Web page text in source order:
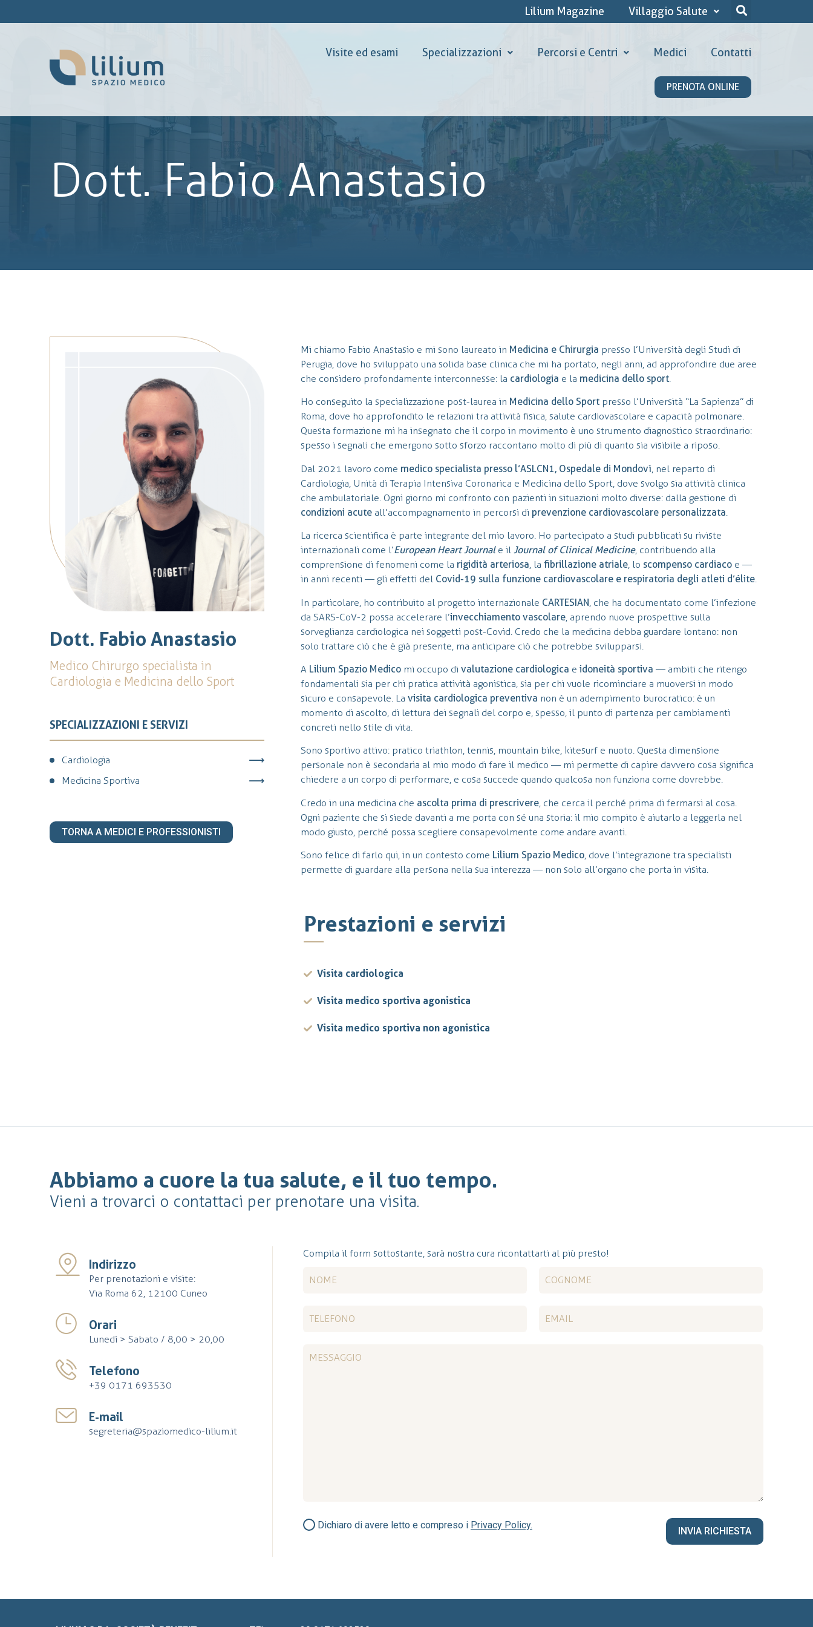
Lilium Magazine Villaggio Salute
Visite ed esami Specializzazioni Percorsi e Centri Medici Contatti
PRENOTA ONLINE
Dott. Fabio Anastasio
Dott. Fabio Anastasio
Medico Chirurgo specialista in
Cardiologia e Medicina dello Sport
SPECIALIZZAZIONI E SERVIZI
Cardiologia
Medicina Sportiva
TORNA A MEDICI E PROFESSIONISTI
Mi chiamo Fabio Anastasio e mi sono laureato in Medicina e Chirurgia presso l’Università degli Studi di
Perugia, dove ho sviluppato una solida base clinica che mi ha portato, negli anni, ad approfondire due aree
che considero profondamente interconnesse: la cardiologia e la medicina dello sport.
Ho conseguito la specializzazione post-laurea in Medicina dello Sport presso l’Università “La Sapienza” di
Roma, dove ho approfondito le relazioni tra attività fisica, salute cardiovascolare e capacità polmonare.
Questa formazione mi ha insegnato che il corpo in movimento è uno strumento diagnostico straordinario:
spesso i segnali che emergono sotto sforzo raccontano molto di più di quanto sia visibile a riposo.
Dal 2021 lavoro come medico specialista presso l’ASLCN1, Ospedale di Mondovì , nel reparto di
Cardiologia, Unità di Terapia Intensiva Coronarica e Medicina dello Sport, dove svolgo sia attività clinica
che ambulatoriale. Ogni giorno mi confronto con pazienti in situazioni molto diverse: dalla gestione di
condizioni acute all’accompagnamento in percorsi di prevenzione cardiovascolare personalizzata
La ricerca scientifica è parte integrante del mio lavoro. Ho partecipato a studi pubblicati su riviste
internazionali come l’European Heart Journale il Journal of Clinical Medicine, contribuendo alla
comprensione di fenomeni come la rigidità arteriosa, la fibrillazione atriale, lo scompenso cardiaco e —
in anni recenti — gli effetti del Covid-19 sulla funzione cardiovascolare e respiratoria degli atleti d’élite.
In particolare, ho contribuito al progetto internazionale CARTESIAN , che ha documentato come l’infezione
da SARS-CoV-2 possa accelerare l’invecchiamento vascolare, aprendo nuove prospettive sulla
sorveglianza cardiologica nei soggetti post-Covid. Credo che la medicina debba guardare lontano: non
solo trattare ciò che è già presente, ma anticipare ciò che potrebbe svilupparsi.
A Lilium Spazio Medico mi occupo di valutazione cardiologica e idoneità sportiva — ambiti che ritengo
fondamentali sia per chi pratica attività agonistica, sia per chi vuole ricominciare a muoversi in modo
sicuro e consapevole. La visita cardiologica preventiva non è un adempimento burocratico: è un
momento di ascolto, di lettura dei segnali del corpo e, spesso, il punto di partenza per cambiamenti
concreti nello stile di vita.
Sono sportivo attivo: pratico triathlon, tennis, mountain bike, kitesurf e nuoto. Questa dimensione
personale non è secondaria al mio modo di fare il medico — mi permette di capire davvero cosa significa
chiedere a un corpo di performare, e cosa succede quando qualcosa non funziona come dovrebbe.
Credo in una medicina che ascolta prima di prescrivere, che cerca il perché prima di fermarsi al cosa.
Ogni paziente che si siede davanti a me porta con sé una storia: il mio compito è aiutarlo a leggerla nel
modo giusto, perché possa scegliere consapevolmente come andare avanti.
Sono felice di farlo qui, in un contesto come Lilium Spazio Medico, dove l’integrazione tra specialisti
permette di guardare alla persona nella sua interezza — non solo all’organo che porta in visita.
Prestazioni e servizi
Visita cardiologica
Visita medico sportiva agonistica
Visita medico sportiva non agonistica
Abbiamo a cuore la tua salute, e il tuo tempo.
Vieni a trovarci o contattaci per prenotare una visita.
Indirizzo
Per prenotazioni e visite:
Via Roma 62, 12100 Cuneo
Orari
Lunedì > Sabato / 8,00 > 20,00
Telefono
+39 0171 693530
E-mail
segreteria@spaziomedico-lilium.it
Compila il form sottostante, sarà nostra cura ricontattarti al più presto!
Dichiaro di avere letto e compreso i Privacy Policy.